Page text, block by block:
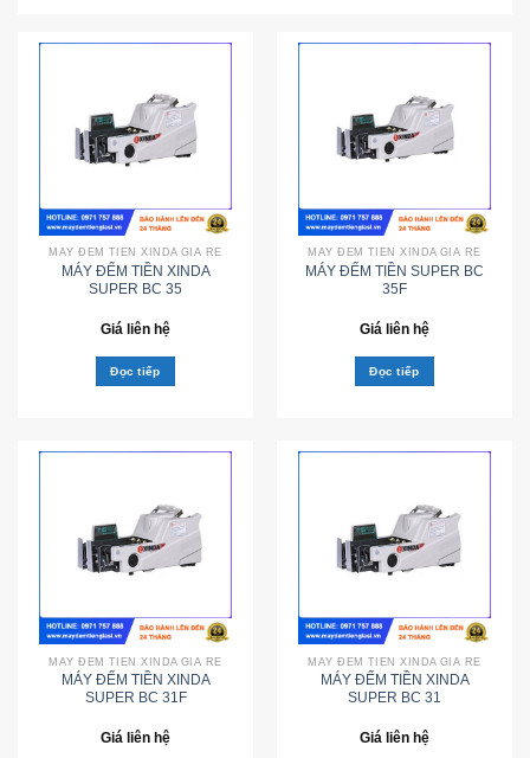
MÁY ĐẾM TIỀN XINDA GIÁ RẺ
MÁY ĐẾM TIỀN XINDA
SUPER BC 35
Giá liên hệ
Đọc tiếp
MÁY ĐẾM TIỀN XINDA GIÁ RẺ
MÁY ĐẾM TIỀN SUPER BC
35F
Giá liên hệ
Đọc tiếp
MÁY ĐẾM TIỀN XINDA GIÁ RẺ
MÁY ĐẾM TIỀN XINDA
SUPER BC 31F
Giá liên hệ
MÁY ĐẾM TIỀN XINDA GIÁ RẺ
MÁY ĐẾM TIỀN XINDA
SUPER BC 31
Giá liên hệ